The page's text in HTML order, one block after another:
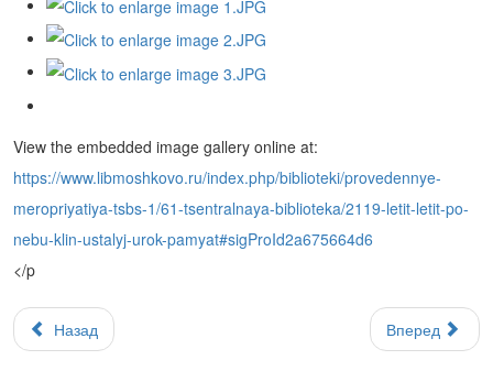
View the embedded image gallery online at:
https://www.libmoshkovo.ru/index.php/biblioteki/provedennye-
meropriyatiya-tsbs-1/61-tsentralnaya-biblioteka/2119-letit-letit-po-
nebu-klin-ustalyj-urok-pamyat#sigProId2a675664d6
</p
Назад Вперед